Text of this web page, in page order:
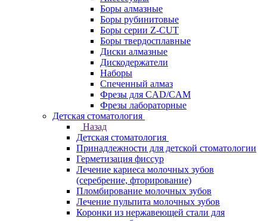
Боры алмазные
Боры рубинитовые
Боры серии Z-CUT
Боры твердосплавные
Диски алмазные
Дискодержатели
Наборы
Спеченный алмаз
Фрезы для CAD/CAM
Фрезы лабораторные
Детская стоматология
Назад
Детская стоматология
Принадлежности для детской стоматологии
Герметизация фиссур
Лечение кариеса молочных зубов
(серебрение, фторирование)
Пломбирование молочных зубов
Лечение пульпита молочных зубов
Коронки из нержавеющей стали для